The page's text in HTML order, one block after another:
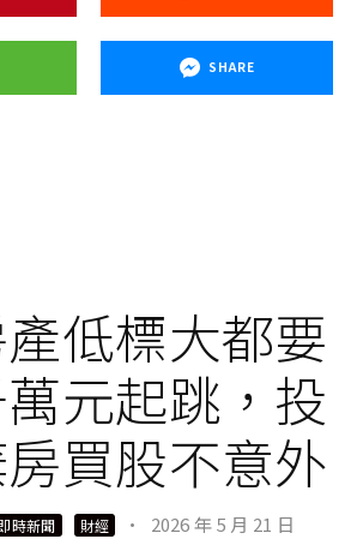
SHARE
低標大都要
元起跳，投
買股不意外
時新聞 財經 · 2026 年 5 月 21 日